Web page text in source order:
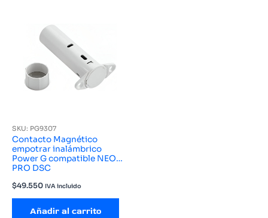
SKU: PG9307
Contacto Magnético
empotrar inalámbrico
Power G compatible NEO
PRO DSC
$49.550 IVA incluido
Añadir al carrito